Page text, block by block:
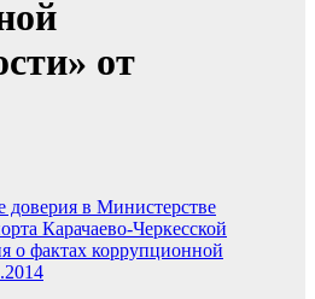
от
в Министерстве
Карачаево-Черкесской
о фактах коррупционной